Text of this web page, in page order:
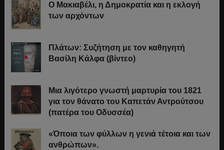
Ο Μακιαβέλι, η Δημοκρατία και η εκλογή
των αρχόντων
Πλάτων: Συζήτηση με τον καθηγητή
Βασίλη Κάλφα (βίντεο)
Μια λιγότερο γνωστή μαρτυρία του 1821
για τον θάνατο του Καπετάν Αντρούτσου
(πατέρα του Οδυσσέα)
«Όποια των φύλλων η γενιά τέτοια και των
ανθρώπων».